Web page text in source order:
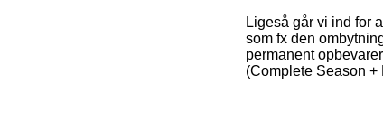
Ligeså går vi ind for
som fx den
permanent
(Complete Season